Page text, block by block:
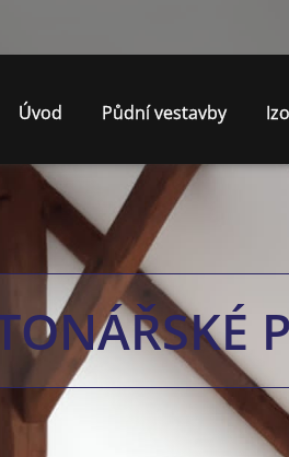
Úvod Půdní vestavby